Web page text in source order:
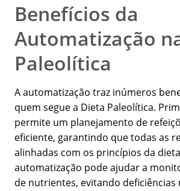
Benefícios da
Automatização
Paleolítica
A automatização traz inúmeros
quem segue a Dieta Paleolítica.
permite um planejamento de
eficiente, garantindo que todas as
alinhadas com os princípios da
automatização pode ajudar a
de nutrientes, evitando